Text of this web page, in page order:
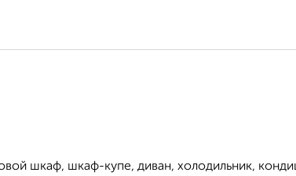
шкаф, шкаф-купе, диван, холодильник,